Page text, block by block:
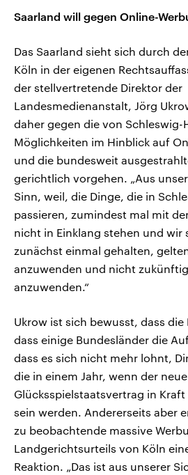
Saarland will gegen Online-
Das Saarland sieht sich durch
Köln in der eigenen
der stellvertretende Direktor der
Landesmedienanstalt, Jörg
daher gegen die von
Möglichkeiten im Hinblick auf
und die bundesweit
gerichtlich vorgehen. „Aus
Sinn, weil, die Dinge, die in
passieren, zumindest mal mit
nicht in Einklang stehen und wir
zunächst einmal gehalten,
anzuwenden und nicht
anzuwenden.“
Ukrow ist sich bewusst, dass die
dass einige Bundesländer die
dass es sich nicht mehr lohnt,
die in einem Jahr, wenn der neue
Glücksspielstaatsvertrag in
sein werden. Andererseits aber
zu beobachtende massive
Landgerichtsurteils von Köln
Reaktion. „Das ist aus unserer